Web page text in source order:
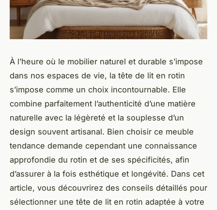
À l’heure où le mobilier naturel et durable s’impose
dans nos espaces de vie, la tête de lit en rotin
s’impose comme un choix incontournable. Elle
combine parfaitement l’authenticité d’une matière
naturelle avec la légèreté et la souplesse d’un
design souvent artisanal. Bien choisir ce meuble
tendance demande cependant une connaissance
approfondie du rotin et de ses spécificités, afin
d’assurer à la fois esthétique et longévité. Dans cet
article, vous découvrirez des conseils détaillés pour
sélectionner une tête de lit en rotin adaptée à votre